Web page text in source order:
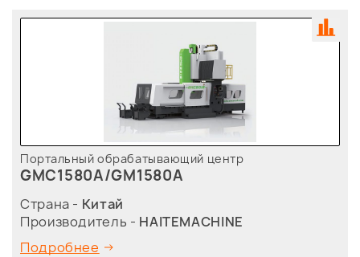
Портальный обрабатывающий центр
GMC1580A/GM1580A
Страна - Китай
Производитель - HAITEMACHINE
Подробнее